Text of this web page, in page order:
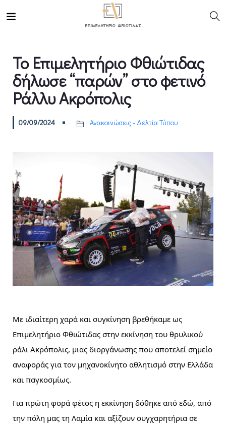
Το Επιμελητήριο Φθιώτιδας
δήλωσε “παρών” στο φετινό
Ράλλυ Ακρόπολις
09/09/2024 Ανακοινώσεις - Δελτία Τύπου
Με ιδιαίτερη χαρά και συγκίνηση βρεθήκαμε ως
Επιμελητήριο Φθιώτιδας στην εκκίνηση του θρυλικού
ράλι Ακρόπολις, μιας διοργάνωσης που αποτελεί σημείο
αναφοράς για τον μηχανοκίνητο αθλητισμό στην Ελλάδα
και παγκοσμίως.
Για πρώτη φορά φέτος η εκκίνηση δόθηκε από εδώ, από
την πόλη μας τη Λαμία και αξίζουν συγχαρητήρια σε